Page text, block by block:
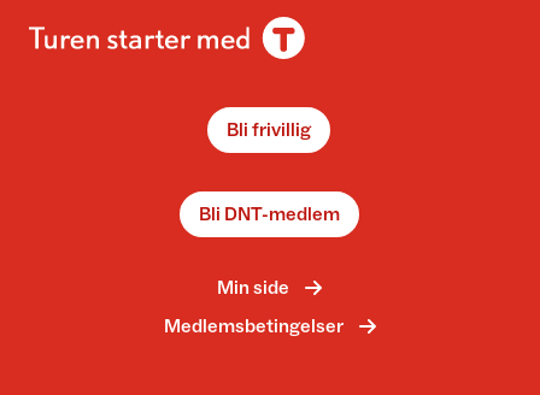
Bli frivillig
Bli DNT-medlem
Min side
Medlemsbetingelser